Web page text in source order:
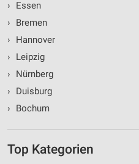
›
Essen
›
Bremen
›
Hannover
›
Leipzig
›
Nürnberg
›
Duisburg
›
Bochum
Top Kategorien